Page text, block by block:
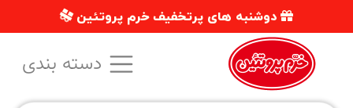
دوشنبه های پرتخفیف خرم پروتئین